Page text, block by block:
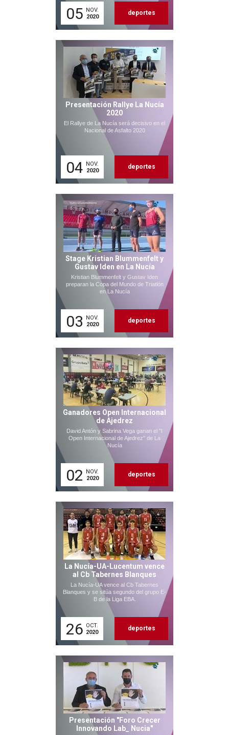
05 NOV.
2020
deportes
Presentación Rallye La Nucía
2020
El Rallye de La Nucía será decisivo en el
Nacional de Asfalto 2020
04 NOV.
2020
deportes
Stage Kristian Blummenfelt y
Gustav Iden en La Nucía
Kristian Blummenfelt y Gustav Iden
preparan la Copa del Mundo de Triatlón
en La Nucía
03
NOV.
2020
deportes
Ganadores Open Internacional
de Ajedrez
David Antón y Sabrina Vega ganan el "I
Open Internacional de Ajedrez" de La
Nucía
02
NOV.
2020
deportes
La Nucía-UA-Lucentum vence
al Cb Tabernes Blanques
La Nucía-UA vence al Cb Tabernes
Blanques y se sitúa segundo del grupo E-
B de la Liga EBA.
26 OCT.
2020
deportes
Presentación "Foro Crecer
Innovando Lab_ Nucia"